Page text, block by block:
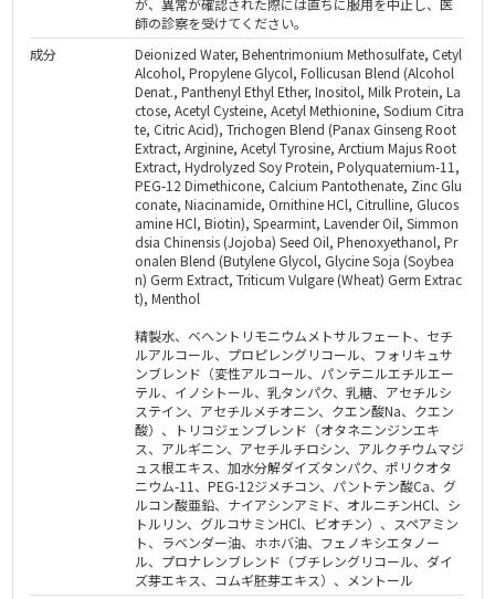
が、異常が確認された際には直ちに服用を中止し、医
師の診察を受けてください。
成分
Deionized Water, Behentrimonium Methosulfate, Cetyl
Alcohol, Propylene Glycol, Follicusan Blend (Alcohol
Denat., Panthenyl Ethyl Ether, Inositol, Milk Protein, La
ctose, Acetyl Cysteine, Acetyl Methionine, Sodium Citra
te, Citric Acid), Trichogen Blend (Panax Ginseng Root
Extract, Arginine, Acetyl Tyrosine, Arctium Majus Root
Extract, Hydrolyzed Soy Protein, Polyquaternium-11,
PEG-12 Dimethicone, Calcium Pantothenate, Zinc Glu
conate, Niacinamide, Ornithine HCl, Citrulline, Glucos
amine HCl, Biotin), Spearmint, Lavender Oil, Simmon
dsia Chinensis (Jojoba) Seed Oil, Phenoxyethanol, Pr
onalen Blend (Butylene Glycol, Glycine Soja (Soybea
n) Germ Extract, Triticum Vulgare (Wheat) Germ Extrac
t), Menthol
精製水、ベヘントリモニウムメトサルフェート、セチ
ルアルコール、プロピレングリコール、フォリキュサ
ンブレンド（変性アルコール、パンテニルエチルエー
テル、イノシトール、乳タンパク、乳糖、アセチルシ
ステイン、アセチルメチオニン、クエン酸Na、クエン
酸）、トリコジェンブレンド（オタネニンジンエキ
ス、アルギニン、アセチルチロシン、アルクチウムマジ
ュス根エキス、加水分解ダイズタンパク、ポリクオタ
ニウム-11、PEG-12ジメチコン、パントテン酸Ca、グ
ルコン酸亜鉛、ナイアシンアミド、オルニチンHCl、シ
トルリン、グルコサミンHCl、ビオチン）、スペアミン
ト、ラベンダー油、ホホバ油、フェノキシエタノー
ル、プロナレンブレンド（ブチレングリコール、ダイ
ズ芽エキス、コムギ胚芽エキス）、メントール